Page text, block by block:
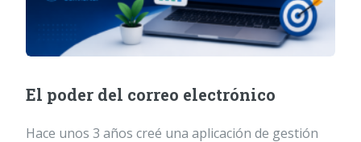
El poder del correo electrónico
Hace unos 3 años creé una aplicación de gestión